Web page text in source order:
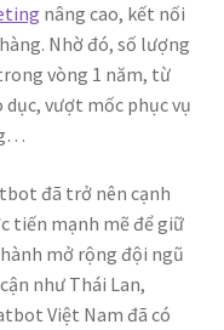
nâng cao, kết nối
Nhờ đó, số lượng
vòng 1 năm, từ
vượt mốc phục vụ
đã trở nên cạnh
tiến mạnh mẽ để giữ
mở rộng đội ngũ
như Thái Lan,
Việt Nam đã có